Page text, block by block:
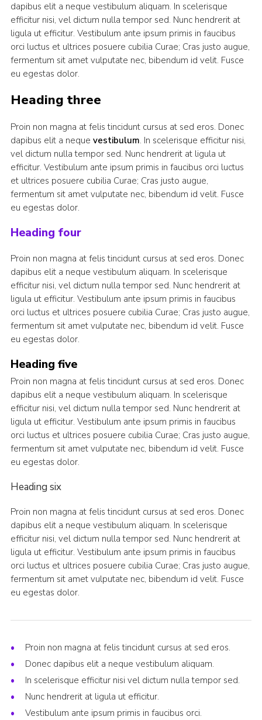
dapibus elit a neque vestibulum aliquam. In scelerisque
efficitur nisi, vel dictum nulla tempor sed. Nunc hendrerit at
ligula ut efficitur. Vestibulum ante ipsum primis in faucibus
orci luctus et ultrices posuere cubilia Curae; Cras justo augue,
fermentum sit amet vulputate nec, bibendum id velit. Fusce
eu egestas dolor.
Heading three
Proin non magna at felis tincidunt cursus at sed eros. Donec
dapibus elit a neque vestibulum. In scelerisque efficitur nisi,
vel dictum nulla tempor sed. Nunc hendrerit at ligula ut
efficitur. Vestibulum ante ipsum primis in faucibus orci luctus
et ultrices posuere cubilia Curae; Cras justo augue,
fermentum sit amet vulputate nec, bibendum id velit. Fusce
eu egestas dolor.
Heading four
Proin non magna at felis tincidunt cursus at sed eros. Donec
dapibus elit a neque vestibulum aliquam. In scelerisque
efficitur nisi, vel dictum nulla tempor sed. Nunc hendrerit at
ligula ut efficitur. Vestibulum ante ipsum primis in faucibus
orci luctus et ultrices posuere cubilia Curae; Cras justo augue,
fermentum sit amet vulputate nec, bibendum id velit. Fusce
eu egestas dolor.
Heading five
Proin non magna at felis tincidunt cursus at sed eros. Donec
dapibus elit a neque vestibulum aliquam. In scelerisque
efficitur nisi, vel dictum nulla tempor sed. Nunc hendrerit at
ligula ut efficitur. Vestibulum ante ipsum primis in faucibus
orci luctus et ultrices posuere cubilia Curae; Cras justo augue,
fermentum sit amet vulputate nec, bibendum id velit. Fusce
eu egestas dolor.
Heading six
Proin non magna at felis tincidunt cursus at sed eros. Donec
dapibus elit a neque vestibulum aliquam. In scelerisque
efficitur nisi, vel dictum nulla tempor sed. Nunc hendrerit at
ligula ut efficitur. Vestibulum ante ipsum primis in faucibus
orci luctus et ultrices posuere cubilia Curae; Cras justo augue,
fermentum sit amet vulputate nec, bibendum id velit. Fusce
eu egestas dolor.
Proin non magna at felis tincidunt cursus at sed eros.
Donec dapibus elit a neque vestibulum aliquam.
In scelerisque efficitur nisi vel dictum nulla tempor sed.
Nunc hendrerit at ligula ut efficitur.
Vestibulum ante ipsum primis in faucibus orci.